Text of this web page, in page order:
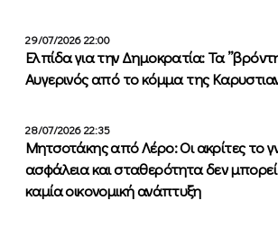
29/07/2026 22:00
Ελπίδα για την Δημοκρατία: Τα
Αυγερινός από το κόμμα της
28/07/2026 22:35
Μητσοτάκης από Λέρο: Οι ακρίτες το
ασφάλεια και σταθερότητα δεν
καμία οικονομική ανάπτυξη